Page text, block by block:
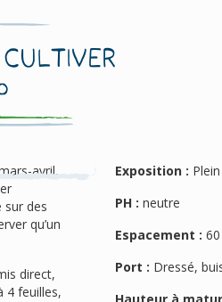
cultiver
des
qu’un
4 feuilles,
Exposition :
PH : neutre
Espacement :
Port : Dressé,